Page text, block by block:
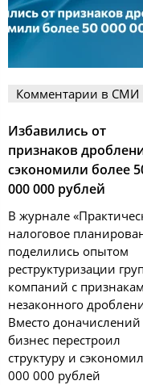
Комментарии в СМИ
Избавились от
признаков
сэкономили более
000 000 рублей
В журнале
налоговое
поделились опытом
реструктуризации
компаний с
незаконного
Вместо доначислений
бизнес перестроил
структуру и
000 000 рублей